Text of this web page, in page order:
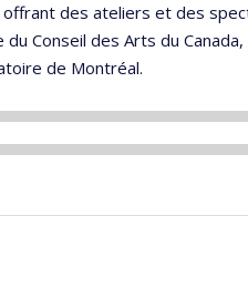
des ateliers et des
Conseil des Arts du
de Montréal.